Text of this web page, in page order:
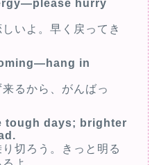
hurry
いよ。早く戻ってき
in
るから、がんばっ
tough days; brighter
切ろう。きっと明る